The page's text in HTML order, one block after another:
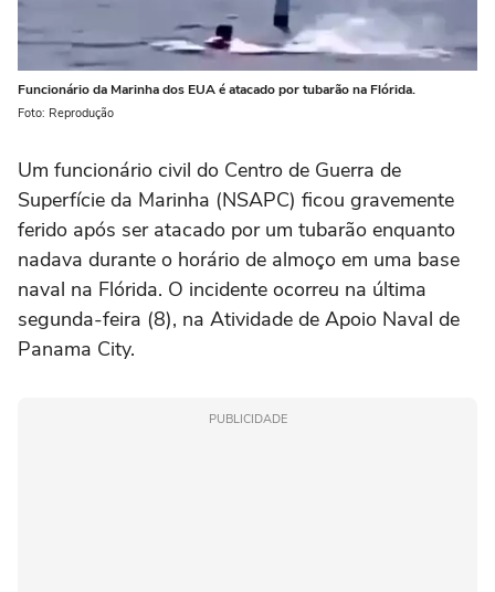
Funcionário da Marinha dos EUA é atacado por tubarão na Flórida.
Foto: Reprodução
Um funcionário civil do Centro de Guerra de
Superfície da Marinha (NSAPC) ficou gravemente
ferido após ser atacado por um tubarão enquanto
nadava durante o horário de almoço em uma base
naval na Flórida. O incidente ocorreu na última
segunda-feira (8), na Atividade de Apoio Naval de
Panama City.
PUBLICIDADE